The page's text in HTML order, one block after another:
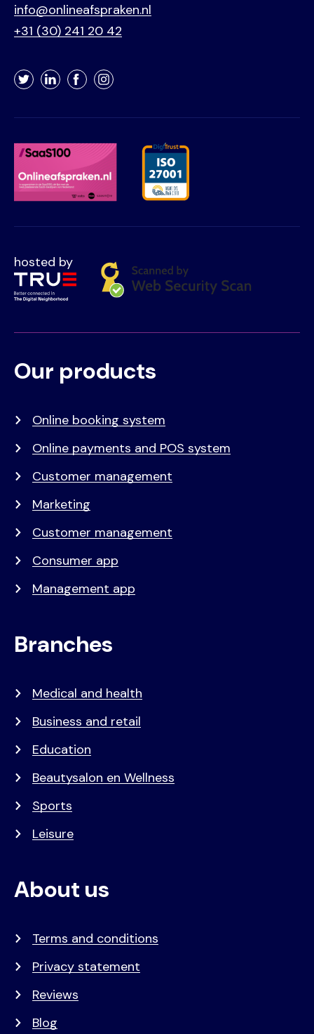
info@onlineafspraken.nl
+31 (30) 241 20 42
TwitterLinkedInFacebookInstagram
hosted by
Voet
Primair
Our products
Online booking system
Online payments and POS system
Customer management
Marketing
Customer management
Consumer app
Management app
Branches
Medical and health
Business and retail
Education
Beautysalon en Wellness
Sports
Leisure
About us
Terms and conditions
Privacy statement
Reviews
Blog